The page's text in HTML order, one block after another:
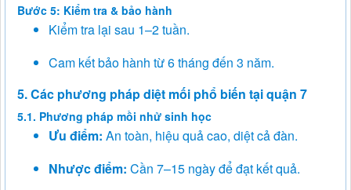
Bước 5: Kiểm tra & bảo hành
Kiểm tra lại sau 1–2 tuần.
Cam kết bảo hành từ 6 tháng đến 3 năm.
5. Các phương pháp diệt mối phổ biến tại quận 7
5.1. Phương pháp mồi nhử sinh học
Ưu điểm: An toàn, hiệu quả cao, diệt cả đàn.
Nhược điểm: Cần 7–15 ngày để đạt kết quả.